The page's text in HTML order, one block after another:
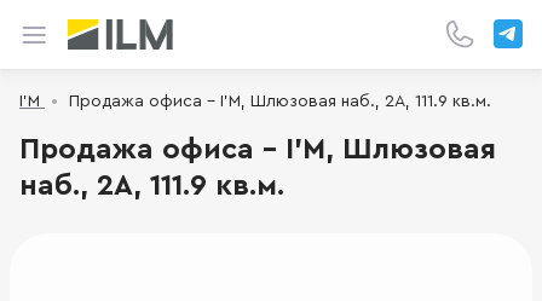
I’M Продажа офиса - I’M, Шлюзовая наб., 2А, 111.9 кв.м.
Продажа офиса - I’M, Шлюзовая
наб., 2А, 111.9 кв.м.